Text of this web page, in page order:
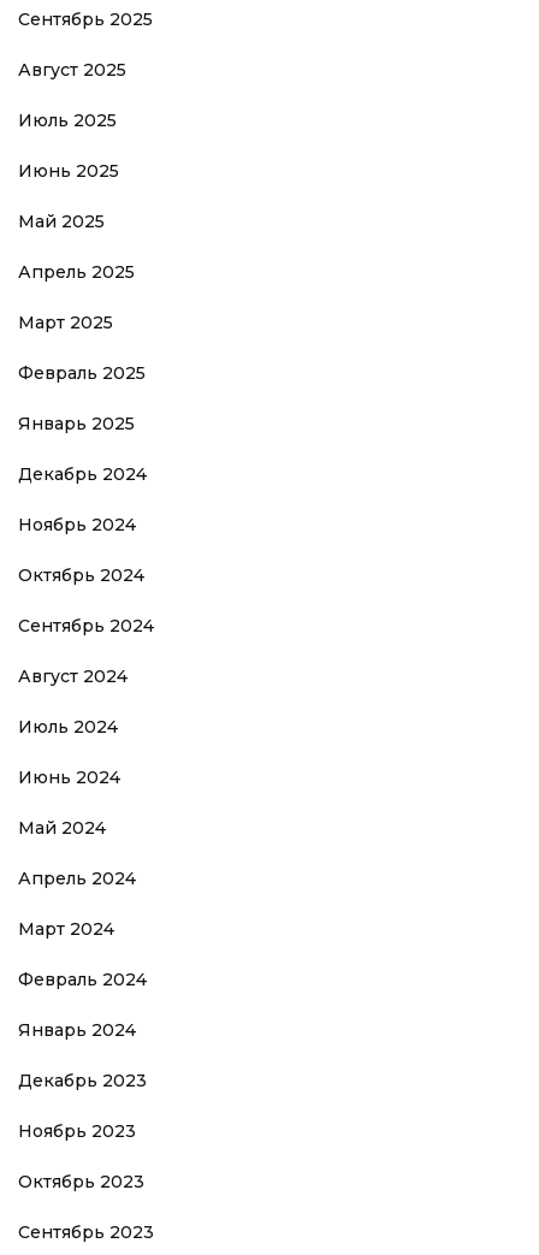
Сентябрь 2025
Август 2025
Июль 2025
Июнь 2025
Май 2025
Апрель 2025
Март 2025
Февраль 2025
Январь 2025
Декабрь 2024
Ноябрь 2024
Октябрь 2024
Сентябрь 2024
Август 2024
Июль 2024
Июнь 2024
Май 2024
Апрель 2024
Март 2024
Февраль 2024
Январь 2024
Декабрь 2023
Ноябрь 2023
Октябрь 2023
Сентябрь 2023